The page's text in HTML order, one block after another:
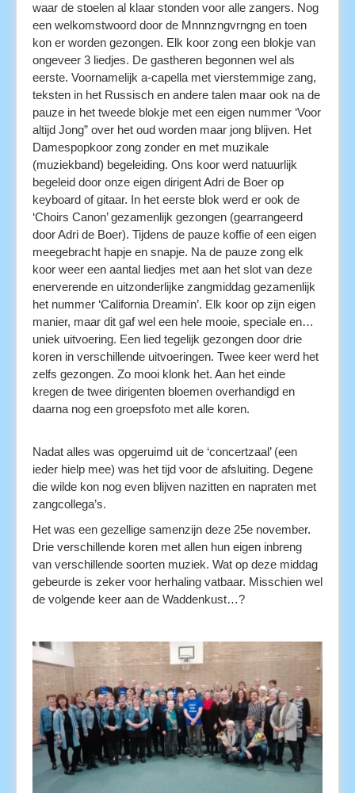
waar de stoelen al klaar stonden voor alle zangers. Nog
een welkomstwoord door de Mnnnzngvrngng en toen
kon er worden gezongen. Elk koor zong een blokje van
ongeveer 3 liedjes. De gastheren begonnen wel als
eerste. Voornamelijk a-capella met vierstemmige zang,
teksten in het Russisch en andere talen maar ook na de
pauze in het tweede blokje met een eigen nummer ‘Voor
altijd Jong” over het oud worden maar jong blijven. Het
Damespopkoor zong zonder en met muzikale
(muziekband) begeleiding. Ons koor werd natuurlijk
begeleid door onze eigen dirigent Adri de Boer op
keyboard of gitaar. In het eerste blok werd er ook de
‘Choirs Canon’ gezamenlijk gezongen (gearrangeerd
door Adri de Boer). Tijdens de pauze koffie of een eigen
meegebracht hapje en snapje. Na de pauze zong elk
koor weer een aantal liedjes met aan het slot van deze
enerverende en uitzonderlijke zangmiddag gezamenlijk
het nummer ‘California Dreamin’. Elk koor op zijn eigen
manier, maar dit gaf wel een hele mooie, speciale en…
uniek uitvoering. Een lied tegelijk gezongen door drie
koren in verschillende uitvoeringen. Twee keer werd het
zelfs gezongen. Zo mooi klonk het. Aan het einde
kregen de twee dirigenten bloemen overhandigd en
daarna nog een groepsfoto met alle koren.
Nadat alles was opgeruimd uit de ‘concertzaal’ (een
ieder hielp mee) was het tijd voor de afsluiting. Degene
die wilde kon nog even blijven nazitten en napraten met
zangcollega’s.
Het was een gezellige samenzijn deze 25e november.
Drie verschillende koren met allen hun eigen inbreng
van verschillende soorten muziek. Wat op deze middag
gebeurde is zeker voor herhaling vatbaar. Misschien wel
de volgende keer aan de Waddenkust…?